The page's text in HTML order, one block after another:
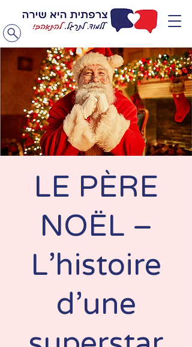
LE PÈRE
NOËL –
L’histoire
d’une